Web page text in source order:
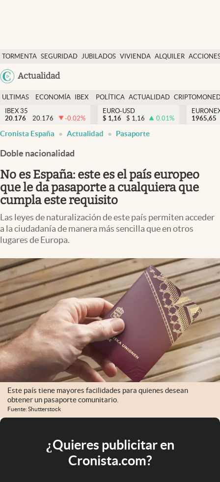
TORMENTA SEGURIDAD JUBILADOS VIVIENDA ALQUILER
USA
Actualidad
Economía y finanzas
Política
Actualidad
Criptomonedas
España
ULTIMAS
NOTICIAS
ECONOMÍA
FINANZAS
IBEX
EURO
POLÍTICA ACTUALIDAD
IBEX 35
20.176
20.176 -0.02%
EURO-USD
$ 1,16 $ 1,16 0.01%
1965,65
Cronista España Actualidad Pasaporte
Doble nacionalidad
No es España: este es el país europeo
que le da pasaporte a cualquiera que
cumpla este requisito
Las leyes de naturalización de este país permiten acceder
a la ciudadanía de manera más sencilla que en otros
lugares de Europa.
Este país tiene mayores facilidades para quienes desean
obtener un pasaporte comunitario.
Fuente: Shutterstock
¿Quieres publicitar en
Cronista.com?